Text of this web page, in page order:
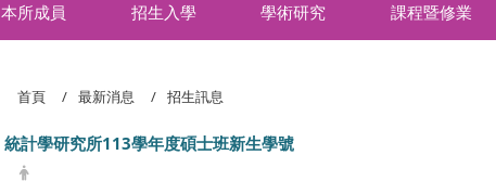
本所成員 招生入學 學術研究 課程暨修業
首頁 最新消息 招生訊息
統計學研究所113學年度碩士班新生學號